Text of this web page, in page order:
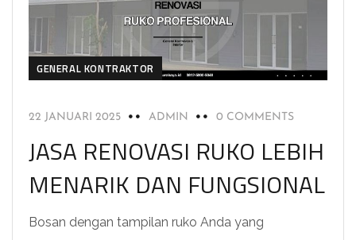
GENERAL KONTRAKTOR
22 JANUARI 2025 ADMIN 0 COMMENTS
JASA RENOVASI RUKO LEBIH
MENARIK DAN FUNGSIONAL
Bosan dengan tampilan ruko Anda yang